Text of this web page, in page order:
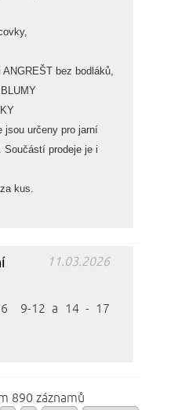
bez bodláků,
jsou určeny pro jarní
prodeje je i
kus.
11.03.2026
9-12 a 14 - 17
890 záznamů